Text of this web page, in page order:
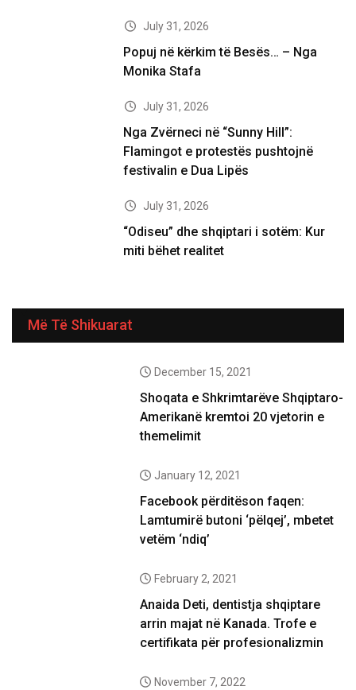
July 31, 2026
Popuj në kërkim të Besës… – Nga
Monika Stafa
July 31, 2026
Nga Zvërneci në “Sunny Hill”:
Flamingot e protestës pushtojnë
festivalin e Dua Lipës
July 31, 2026
“Odiseu” dhe shqiptari i sotëm: Kur
miti bëhet realitet
Më Të Shikuarat
December 15, 2021
Shoqata e Shkrimtarëve Shqiptaro-
Amerikanë kremtoi 20 vjetorin e
themelimit
January 12, 2021
Facebook përditëson faqen:
Lamtumirë butoni ‘pëlqej’, mbetet
vetëm ‘ndiq’
February 2, 2021
Anaida Deti, dentistja shqiptare
arrin majat në Kanada. Trofe e
certifikata për profesionalizmin
November 7, 2022